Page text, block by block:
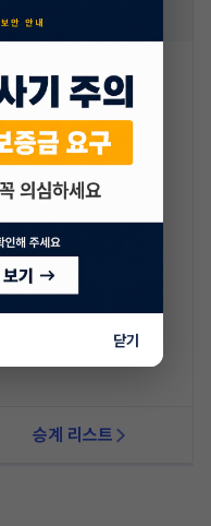
승계 리스트
닫기